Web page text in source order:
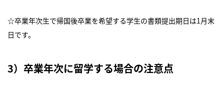
☆卒業年次生で帰国後卒業を希望する学生の書類提出期日は1月末
日です。
3）卒業年次に留学する場合の注意点